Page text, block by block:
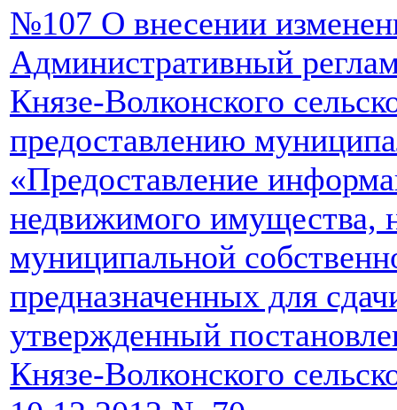
№107 О внесении
Административный
Князе-Волконского
предоставлению
«Предоставление
недвижимого имущества,
муниципальной
предназначенных для
утвержденный
Князе-Волконского